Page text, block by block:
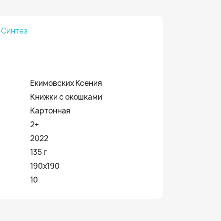
Екимовских Ксения
Книжки с окошками
Картонная
2+
2022
135 г
190x190
10